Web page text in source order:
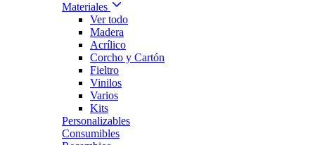
Materiales
Ver todo
Madera
Acrílico
Corcho y Cartón
Fieltro
Vinilos
Varios
Kits
Personalizables
Consumibles